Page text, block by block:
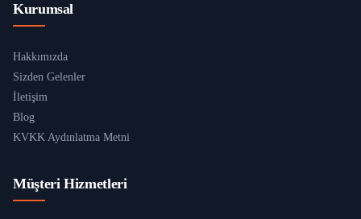
Kurumsal
Hakkımızda
Sizden Gelenler
İletişim
Blog
KVKK Aydınlatma Metni
Müşteri Hizmetleri